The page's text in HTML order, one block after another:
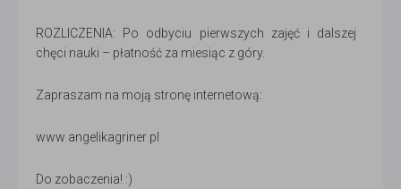
ROZLICZENIA: Po odbyciu pierwszych zajęć i dalszej
chęci nauki – płatność za miesiąc z góry.
Zapraszam na moją stronę internetową:
www angelikagriner pl
Do zobaczenia! :)